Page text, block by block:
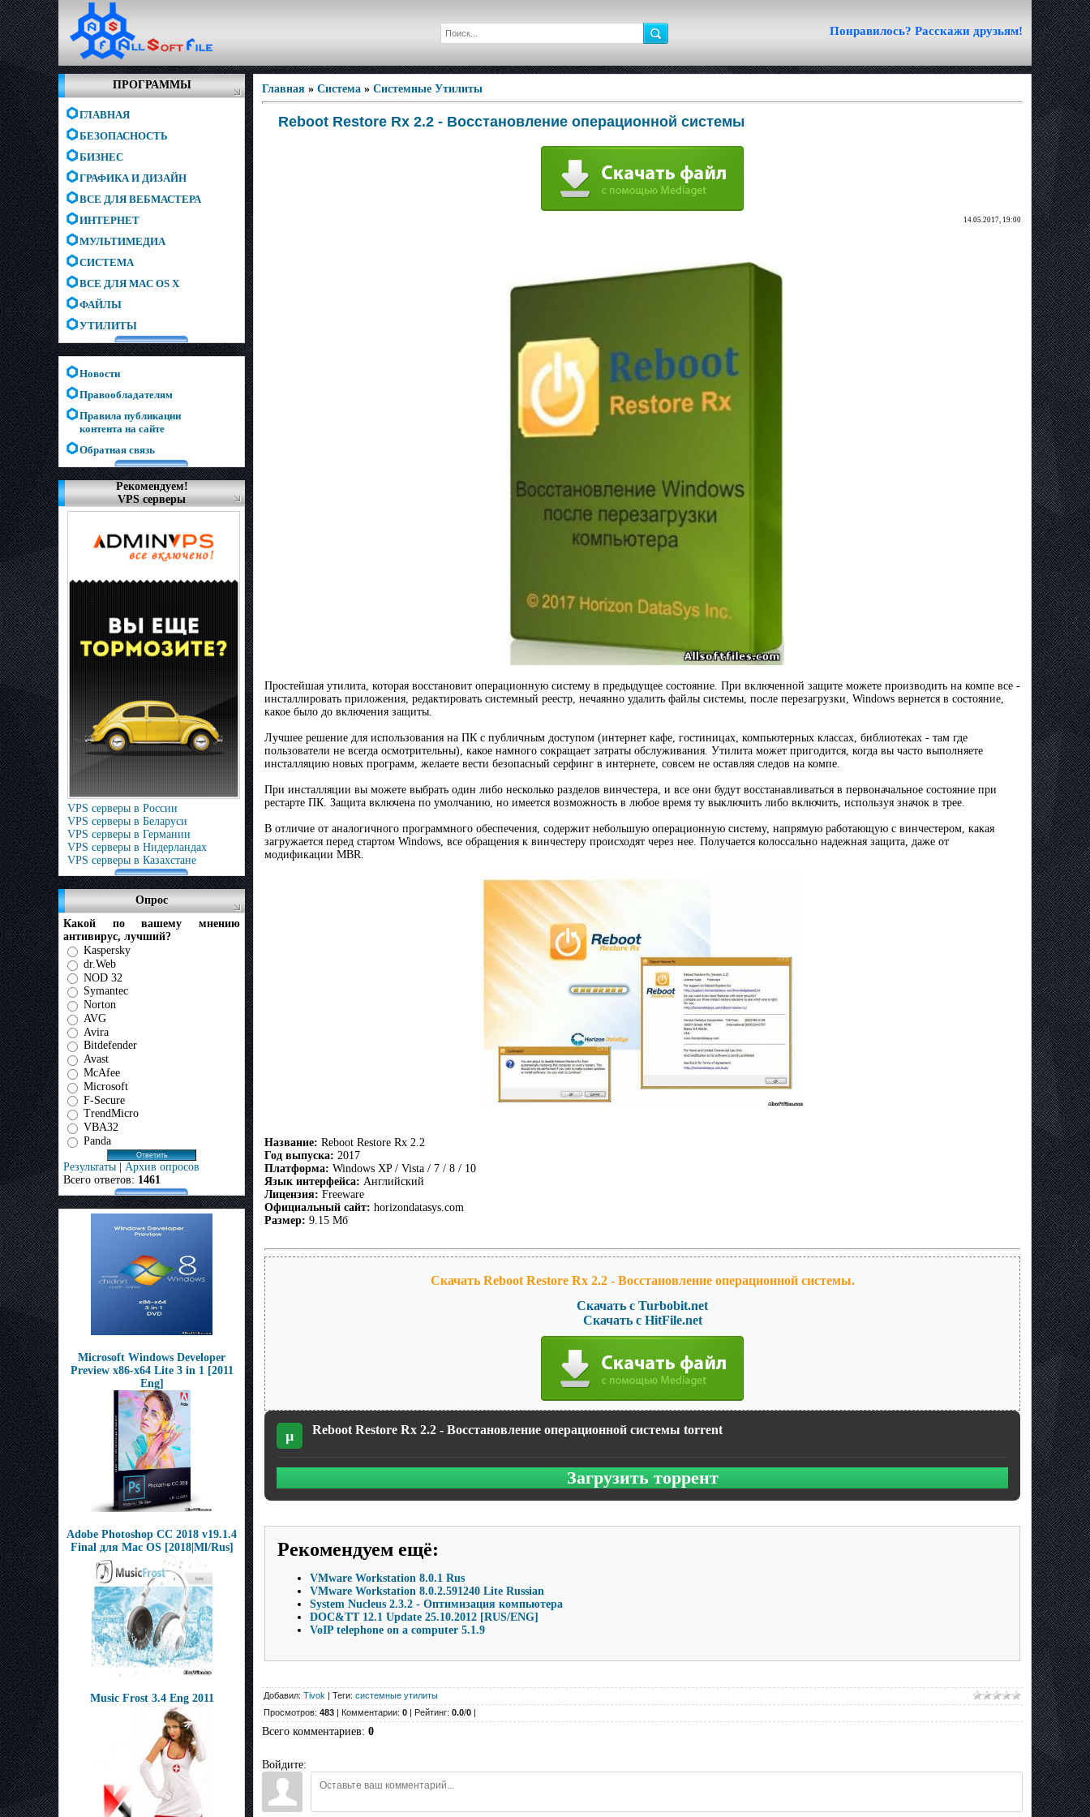
Понравилось? Расскажи друзьям!
ПРОГРАММЫ
ГЛАВНАЯ
БЕЗОПАСНОСТЬ
БИЗНЕС
ГРАФИКА И ДИЗАЙН
ВСЕ ДЛЯ ВЕБМАСТЕРА
ИНТЕРНЕТ
МУЛЬТИМЕДИА
СИСТЕМА
ВСЕ ДЛЯ MAC OS X
ФАЙЛЫ
УТИЛИТЫ
Новости
Правообладателям
Правила публикации
контента на сайте
Обратная связь
Рекомендуем!
VPS серверы
VPS серверы в России
VPS серверы в Беларуси
VPS серверы в Германии
VPS серверы в Нидерландах
VPS серверы в Казахстане
Опрос
Какой по вашему мнению
антивирус, лучший?
Kaspersky
dr.Web
NOD 32
Symantec
Norton
AVG
Avira
Bitdefender
Avast
McAfee
Microsoft
F-Secure
TrendMicro
VBA32
Panda
Результаты | Архив опросов
Всего ответов: 1461
Microsoft Windows Developer
Preview x86-x64 Lite 3 in 1 [2011
Eng]
Adobe Photoshop CC 2018 v19.1.4
Final для Mac OS [2018|Ml/Rus]
Music Frost 3.4 Eng 2011
Главная » Система » Системные Утилиты
Reboot Restore Rx 2.2 - Восстановление операционной системы
14.05.2017, 19:00
Простейшая утилита, которая восстановит операционную систему в предыдущее состояние. При включенной защите можете производить на компе все -
инсталлировать приложения, редактировать системный реестр, нечаянно удалить файлы системы, после перезагрузки, Windows вернется в состояние,
какое было до включения защиты.
Лучшее решение для использования на ПК с публичным доступом (интернет кафе, гостиницах, компьютерных классах, библиотеках - там где
пользователи не всегда осмотрительны), какое намного сокращает затраты обслуживания. Утилита может пригодится, когда вы часто выполняете
инсталляцию новых программ, желаете вести безопасный серфинг в интернете, совсем не оставляя следов на компе.
При инсталляции вы можете выбрать один либо несколько разделов винчестера, и все они будут восстанавливаться в первоначальное состояние при
рестарте ПК. Защита включена по умолчанию, но имеется возможность в любое время ту выключить либо включить, используя значок в трее.
В отличие от аналогичного программного обеспечения, содержит небольшую операционную систему, напрямую работающую с винчестером, какая
загружается перед стартом Windows, все обращения к винчестеру происходят через нее. Получается колоссально надежная защита, даже от
модификации MBR.
Название: Reboot Restore Rx 2.2
Год выпуска: 2017
Платформа: Windows XP / Vista / 7 / 8 / 10
Язык интерфейса: Английский
Лицензия: Freeware
Официальный сайт: horizondatasys.com
Размер: 9.15 Мб
Скачать Reboot Restore Rx 2.2 - Восстановление операционной системы.
Скачать с Turbobit.net
Скачать с HitFile.net
µ Reboot Restore Rx 2.2 - Восстановление операционной системы torrent
Загрузить торрент
Рекомендуем ещё:
VMware Workstation 8.0.1 Rus
VMware Workstation 8.0.2.591240 Lite Russian
System Nucleus 2.3.2 - Оптимизация компьютера
DOC&TT 12.1 Update 25.10.2012 [RUS/ENG]
VoIP telephone on a computer 5.1.9
Добавил: Tivok | Теги: системные утилиты
Просмотров: 483 | Комментарии: 0 | Рейтинг: 0.0/0 |
Всего комментариев: 0
Войдите: